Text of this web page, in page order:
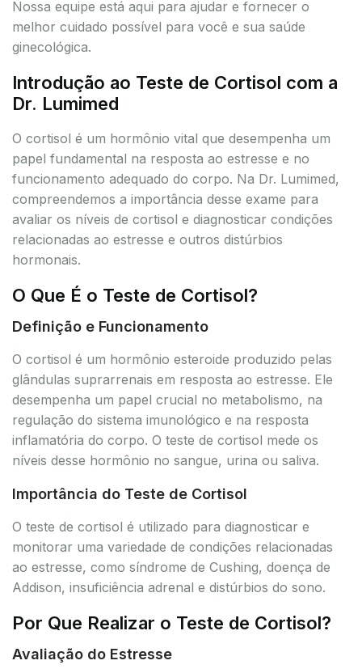
Nossa equipe está aqui para ajudar e fornecer o
melhor cuidado possível para você e sua saúde
ginecológica.
Introdução ao Teste de Cortisol com a
Dr. Lumimed
O cortisol é um hormônio vital que desempenha um
papel fundamental na resposta ao estresse e no
funcionamento adequado do corpo. Na Dr. Lumimed,
compreendemos a importância desse exame para
avaliar os níveis de cortisol e diagnosticar condições
relacionadas ao estresse e outros distúrbios
hormonais.
O Que É o Teste de Cortisol?
Definição e Funcionamento
O cortisol é um hormônio esteroide produzido pelas
glândulas suprarrenais em resposta ao estresse. Ele
desempenha um papel crucial no metabolismo, na
regulação do sistema imunológico e na resposta
inflamatória do corpo. O teste de cortisol mede os
níveis desse hormônio no sangue, urina ou saliva.
Importância do Teste de Cortisol
O teste de cortisol é utilizado para diagnosticar e
monitorar uma variedade de condições relacionadas
ao estresse, como síndrome de Cushing, doença de
Addison, insuficiência adrenal e distúrbios do sono.
Por Que Realizar o Teste de Cortisol?
Avaliação do Estresse